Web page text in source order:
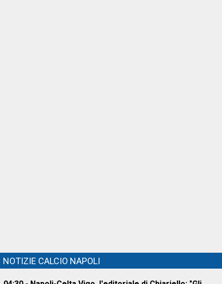
NOTIZIE CALCIO NAPOLI